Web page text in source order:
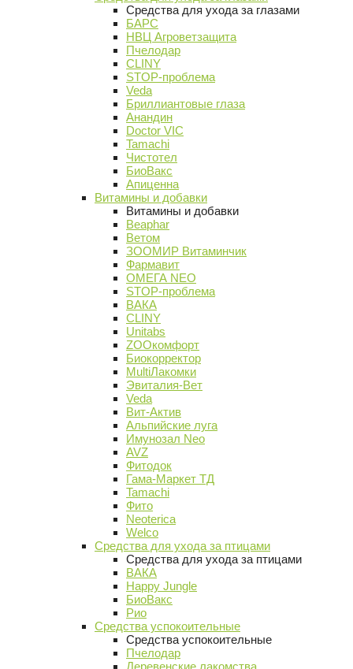
Средства для ухода за глазами
БАРС
НВЦ Агроветзащита
Пчелодар
CLINY
STOP-проблема
Veda
Бриллиантовые глаза
Анандин
Doctor VIC
Tamachi
Чистотел
БиоВакс
Апиценна
Витамины и добавки
Витамины и добавки
Beaphar
Ветом
ЗООМИР Витаминчик
Фармавит
ОМЕГА NEO
STOP-проблема
ВАКА
CLINY
Unitabs
ZOOкомфорт
Биокорректор
MultiЛакомки
Эвиталия-Вет
Veda
Вит-Актив
Альпийские луга
Имунозал Neo
AVZ
Фитодок
Гама-Маркет ТД
Tamachi
Фито
Neoterica
Welco
Средства для ухода за птицами
Средства для ухода за птицами
ВАКА
Happy Jungle
БиоВакс
Рио
Средства успокоительные
Средства успокоительные
Пчелодар
Деревенские лакомства